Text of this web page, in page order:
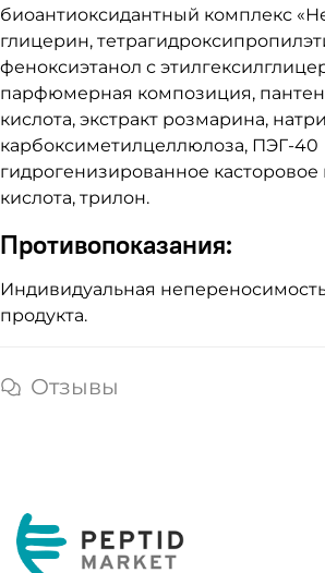
биоантиоксидантный комплекс
глицерин,
феноксиэтанол с
парфюмерная композиция,
кислота, экстракт розмарина,
карбоксиметилцеллюлоза, ПЭГ-40
гидрогенизированное
кислота, трилон.
Противопоказания:
Индивидуальная
продукта.
Отзывы